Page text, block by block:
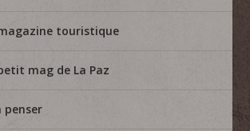
touristique
mag de La Paz
penser